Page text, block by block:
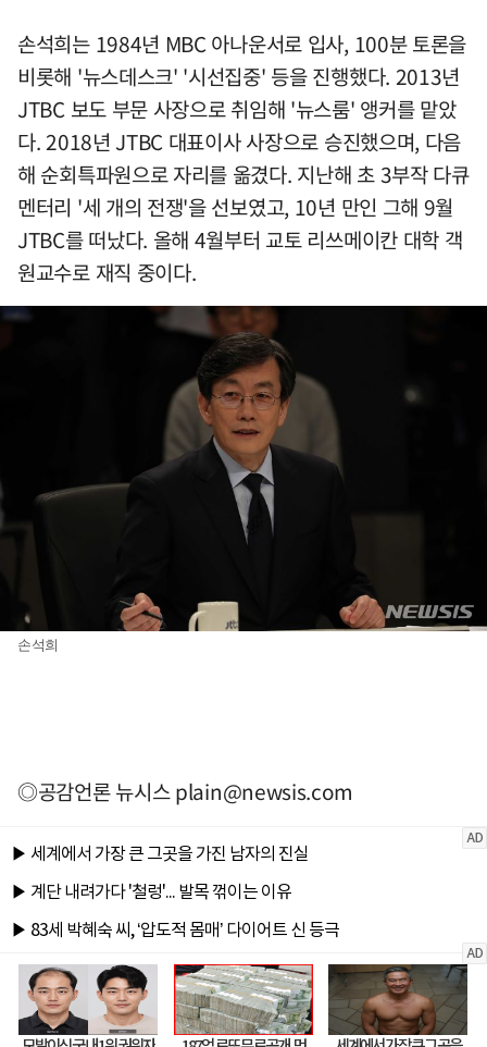
손석희는 1984년 MBC 아나운서로 입사, 100분 토론을
비롯해 '뉴스데스크' '시선집중' 등을 진행했다. 2013년
JTBC 보도 부문 사장으로 취임해 '뉴스룸' 앵커를 맡았
다. 2018년 JTBC 대표이사 사장으로 승진했으며, 다음
해 순회특파원으로 자리를 옮겼다. 지난해 초 3부작 다큐
멘터리 '세 개의 전쟁'을 선보였고, 10년 만인 그해 9월
JTBC를 떠났다. 올해 4월부터 교토 리쓰메이칸 대학 객
원교수로 재직 중이다.
손석희
◎공감언론 뉴시스plain@newsis.com